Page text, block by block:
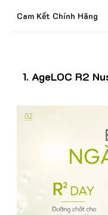
Bảo Mật Thông
Nhiều Chương
Phát Hiện
Cam Kết Chính Hãng
1. AgeLOC R2